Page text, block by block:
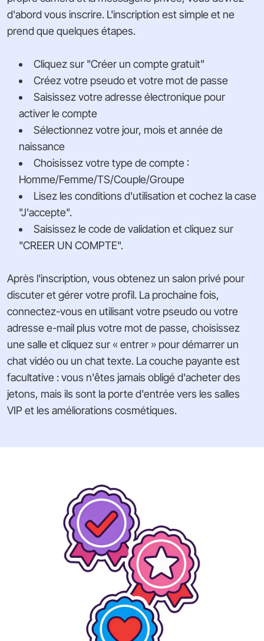
d'abord vous inscrire. L'inscription est simple et ne
prend que quelques étapes.
Cliquez sur "Créer un compte gratuit"
Créez votre pseudo et votre mot de passe
Saisissez votre adresse électronique pour
activer le compte
Sélectionnez votre jour, mois et année de
naissance
Choisissez votre type de compte :
Homme/Femme/TS/Couple/Groupe
Lisez les conditions d'utilisation et cochez la case
"J'accepte".
Saisissez le code de validation et cliquez sur
"CREER UN COMPTE".
Après l'inscription, vous obtenez un salon privé pour
discuter et gérer votre profil. La prochaine fois,
connectez-vous en utilisant votre pseudo ou votre
adresse e-mail plus votre mot de passe, choisissez
une salle et cliquez sur « entrer » pour démarrer un
chat vidéo ou un chat texte. La couche payante est
facultative : vous n'êtes jamais obligé d'acheter des
jetons, mais ils sont la porte d'entrée vers les salles
VIP et les améliorations cosmétiques.